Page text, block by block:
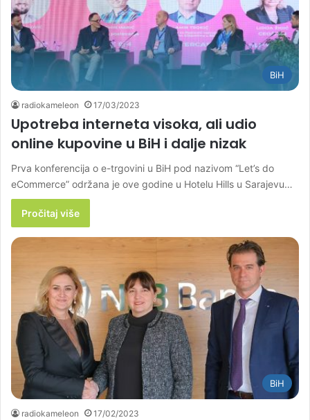
BiH
radiokameleon 17/03/2023
Upotreba interneta visoka, ali udio
online kupovine u BiH i dalje nizak
Prva konferencija o e-trgovini u BiH pod nazivom “Let’s do
eCommerce” održana je ove godine u Hotelu Hills u Sarajevu…
Pročitaj više
BiH
radiokameleon 17/02/2023